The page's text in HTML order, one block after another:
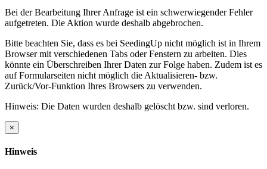
Bei der Bearbeitung Ihrer Anfrage ist ein schwerwiegender Fehler
aufgetreten. Die Aktion wurde deshalb abgebrochen.
Bitte beachten Sie, dass es bei SeedingUp nicht möglich ist in Ihrem
Browser mit verschiedenen Tabs oder Fenstern zu arbeiten. Dies
könnte ein Überschreiben Ihrer Daten zur Folge haben. Zudem ist es
auf Formularseiten nicht möglich die Aktualisieren- bzw.
Zurück/Vor-Funktion Ihres Browsers zu verwenden.
Hinweis: Die Daten wurden deshalb gelöscht bzw. sind verloren.
×
Hinweis